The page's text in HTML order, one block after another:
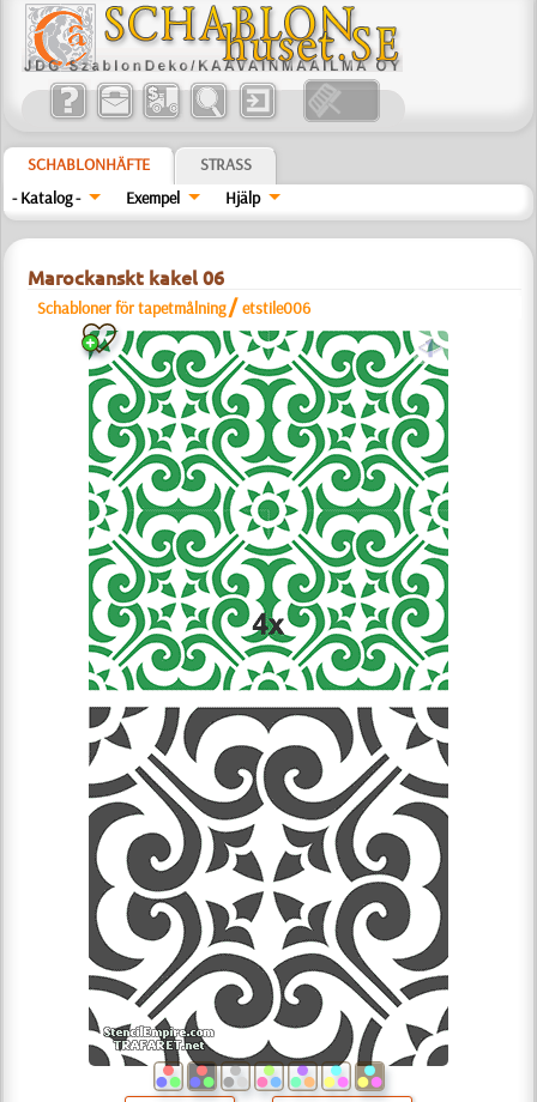
SCHABLONHÄFTE
STRASS
- Katalog -
Exempel Hjälp
Marockanskt kakel 06
Schabloner för tapetmålning /etstile006
a